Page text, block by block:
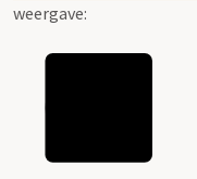
weergave: